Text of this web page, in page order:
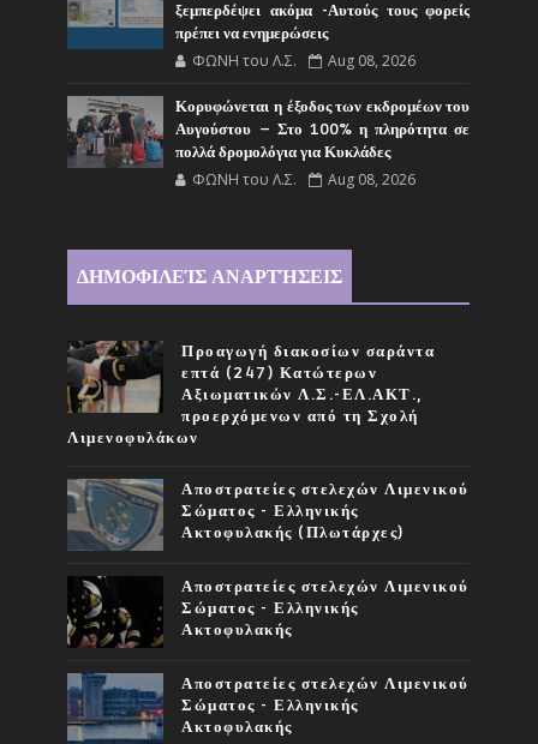
ξεμπερδέψει ακόμα -Αυτούς τους φορείς
πρέπει να ενημερώσεις
ΦΩΝΗ του Λ.Σ. Aug 08, 2026
Κορυφώνεται η έξοδος των εκδρομέων του
Αυγούστου – Στο 100% η πληρότητα σε
πολλά δρομολόγια για Κυκλάδες
ΦΩΝΗ του Λ.Σ. Aug 08, 2026
ΔΗΜΟΦΙΛΕΊΣ ΑΝΑΡΤΉΣΕΙΣ
Προαγωγή διακοσίων σαράντα
επτά (247) Κατώτερων
Αξιωματικών Λ.Σ.-ΕΛ.ΑΚΤ.,
προερχόμενων από τη Σχολή
Λιμενοφυλάκων
Αποστρατείες στελεχών Λιμενικού
Σώματος - Ελληνικής
Ακτοφυλακής (Πλωτάρχες)
Αποστρατείες στελεχών Λιμενικού
Σώματος - Ελληνικής
Ακτοφυλακής
Αποστρατείες στελεχών Λιμενικού
Σώματος - Ελληνικής
Ακτοφυλακής